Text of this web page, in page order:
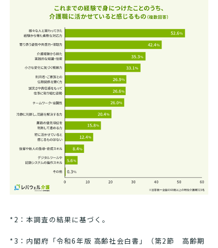
*2：本調査の結果に基づく。
*3：内閣府「令和6年版 高齢社会白書」（第2節 高齢期